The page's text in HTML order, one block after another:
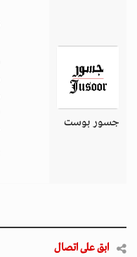
جسور بوست
ابق على اتصال